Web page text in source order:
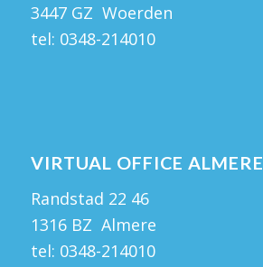
3447 GZ Woerden
tel: 0348-214010
VIRTUAL OFFICE ALMERE
Randstad 22 46
1316 BZ Almere
tel: 0348-214010